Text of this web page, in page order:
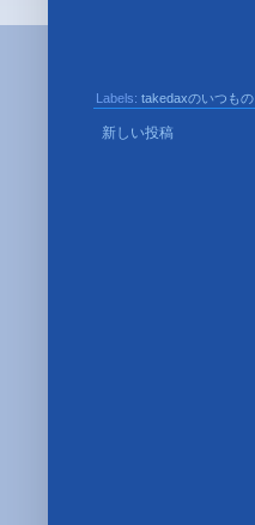
Labels: takedaxのいつもの
新しい投稿